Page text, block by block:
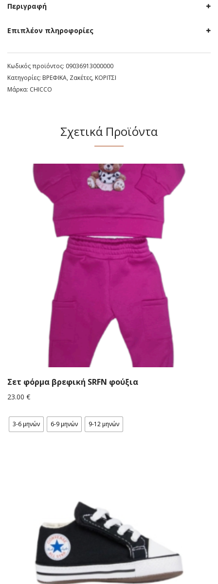
Περιγραφή
Επιπλέον πληροφορίες
Κωδικός προϊόντος: 09036913000000
Κατηγορίες: ΒΡΕΦΙΚΑ, Ζακέτες, ΚΟΡΙΤΣΙ
Μάρκα: CHICCO
Σχετικά Προϊόντα
Σετ φόρμα βρεφική SRFN φούξια
23.00 €
3-6 μηνών 6-9 μηνών 9-12 μηνών